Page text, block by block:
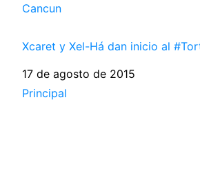
Respecto a
Cancun
Xcaret y Xel-Há dan inicio al
Fecha
17 de agosto de 2015
Respecto a
Principal